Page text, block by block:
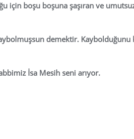
için boşu boşuna şaşıran ve
demektir. Kaybolduğunu
İsa Mesih seni arıyor.